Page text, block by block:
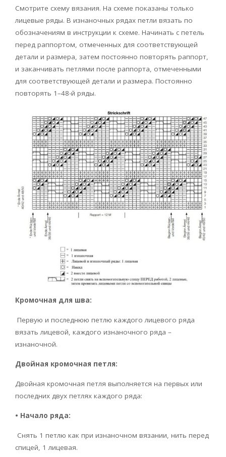
Смотрите схему вязания. На схеме показаны только
лицевые ряды. В изнаночных рядах петли вязать по
обозначениям в инструкции к схеме. Начинать с петель
перед раппортом, отмеченных для соответствующей
детали и размера, затем постоянно повторять раппорт,
и заканчивать петлями после раппорта, отмеченными
для соответствующей детали и размера. Постоянно
повторять 1–48-й ряды.
Кромочная для шва:
Первую и последнюю петлю каждого лицевого ряда
вязать лицевой, каждого изнаночного ряда –
изнаночной.
Двойная кромочная петля:
Двойная кромочная петля выполняется на первых или
последних двух петлях каждого ряда:
• Начало ряда:
Снять 1 петлю как при изнаночном вязании, нить перед
спицей, 1 лицевая.